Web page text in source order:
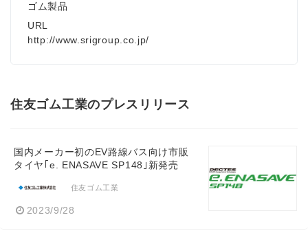
ゴム製品
URL
http://www.srigroup.co.jp/
住友ゴム工業のプレスリリース
国内メーカー初のEV路線バス向け市販
タイヤ｢e. ENASAVE SP148｣新発売
住友ゴム工業
2023/9/28